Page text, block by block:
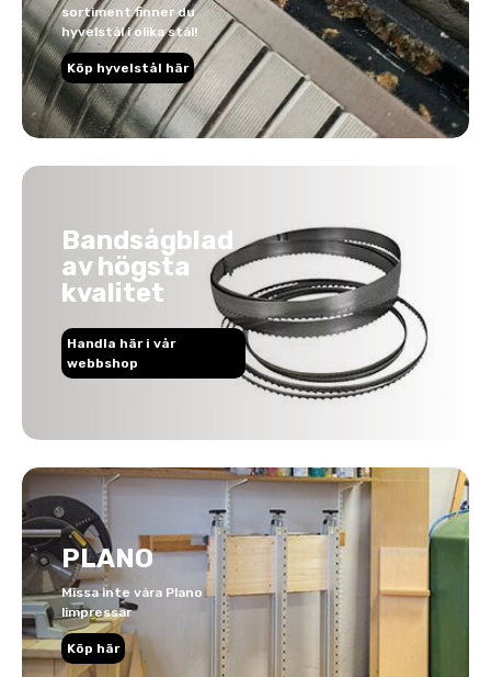
sortiment finner du
hyvelstål i olika stål!
Köp hyvelstål här
Bandsågblad
av högsta
kvalitet
Handla här i vår
webbshop
PLANO
Missa inte våra Plano
limpressar
Köp här